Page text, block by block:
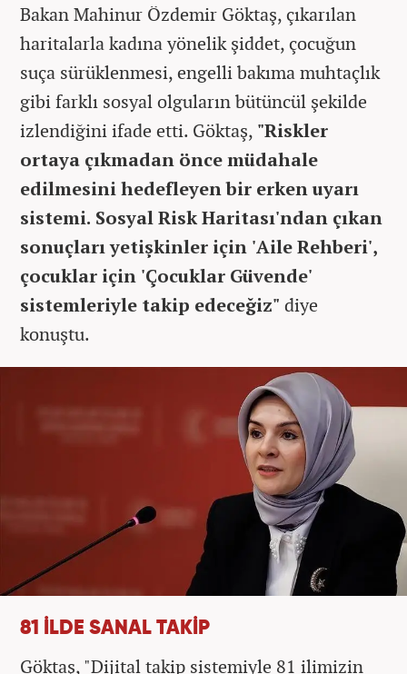
Bakan Mahinur Özdemir Göktaş, çıkarılan
haritalarla kadına yönelik şiddet, çocuğun
suça sürüklenmesi, engelli bakıma muhtaçlık
gibi farklı sosyal olguların bütüncül şekilde
izlendiğini ifade etti. Göktaş, "Riskler
ortaya çıkmadan önce müdahale
edilmesini hedefleyen bir erken uyarı
sistemi. Sosyal Risk Haritası'ndan çıkan
sonuçları yetişkinler için 'Aile Rehberi',
çocuklar için 'Çocuklar Güvende'
sistemleriyle takip edeceğiz" diye
konuştu.
81 İLDE SANAL TAKİP
Göktaş, "Dijital takip sistemiyle 81 ilimizin